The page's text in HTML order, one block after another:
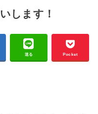
します！
送る Pocket